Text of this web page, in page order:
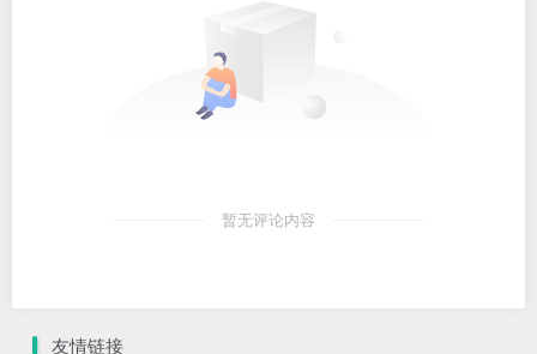
暂无评论内容
友情链接